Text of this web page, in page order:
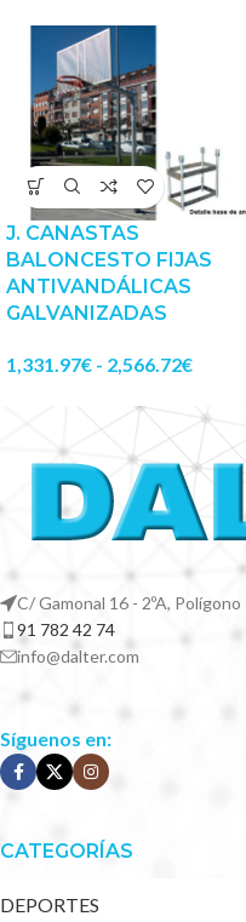
J. CANASTAS
BALONCESTO FIJAS
ANTIVANDÁLICAS
GALVANIZADAS
1,331.97€ - 2,566.72€
C/ Gamonal 16 - 2ºA,
91 782 42 74
info@dalter.com
Síguenos en:
CATEGORÍAS
DEPORTES